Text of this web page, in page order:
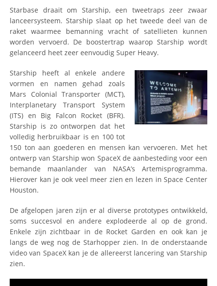
Starbase draait om Starship, een tweetraps zeer zwaar
lanceersysteem. Starship slaat op het tweede deel van de
raket waarmee bemanning vracht of satellieten kunnen
worden vervoerd. De boostertrap waarop Starship wordt
gelanceerd heet zeer eenvoudig Super Heavy.
Starship heeft al enkele andere
vormen en namen gehad zoals
Mars Colonial Transporter (MCT),
Interplanetary Transport System
(ITS) en Big Falcon Rocket (BFR).
Starship is zo ontworpen dat het
volledig herbruikbaar is en 100 tot
150 ton aan goederen en mensen kan vervoeren. Met het
ontwerp van Starship won SpaceX de aanbesteding voor een
bemande maanlander van NASA’s Artemisprogramma.
Hierover kan je ook veel meer zien en lezen in Space Center
Houston.
De afgelopen jaren zijn er al diverse prototypes ontwikkeld,
soms succesvol en andere explodeerde al op de grond.
Enkele zijn zichtbaar in de Rocket Garden en ook kan je
langs de weg nog de Starhopper zien. In de onderstaande
video van SpaceX kan je de allereerst lancering van Starship
zien.